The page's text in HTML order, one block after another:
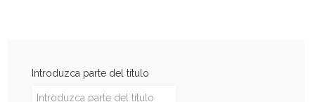
Introduzca parte del título